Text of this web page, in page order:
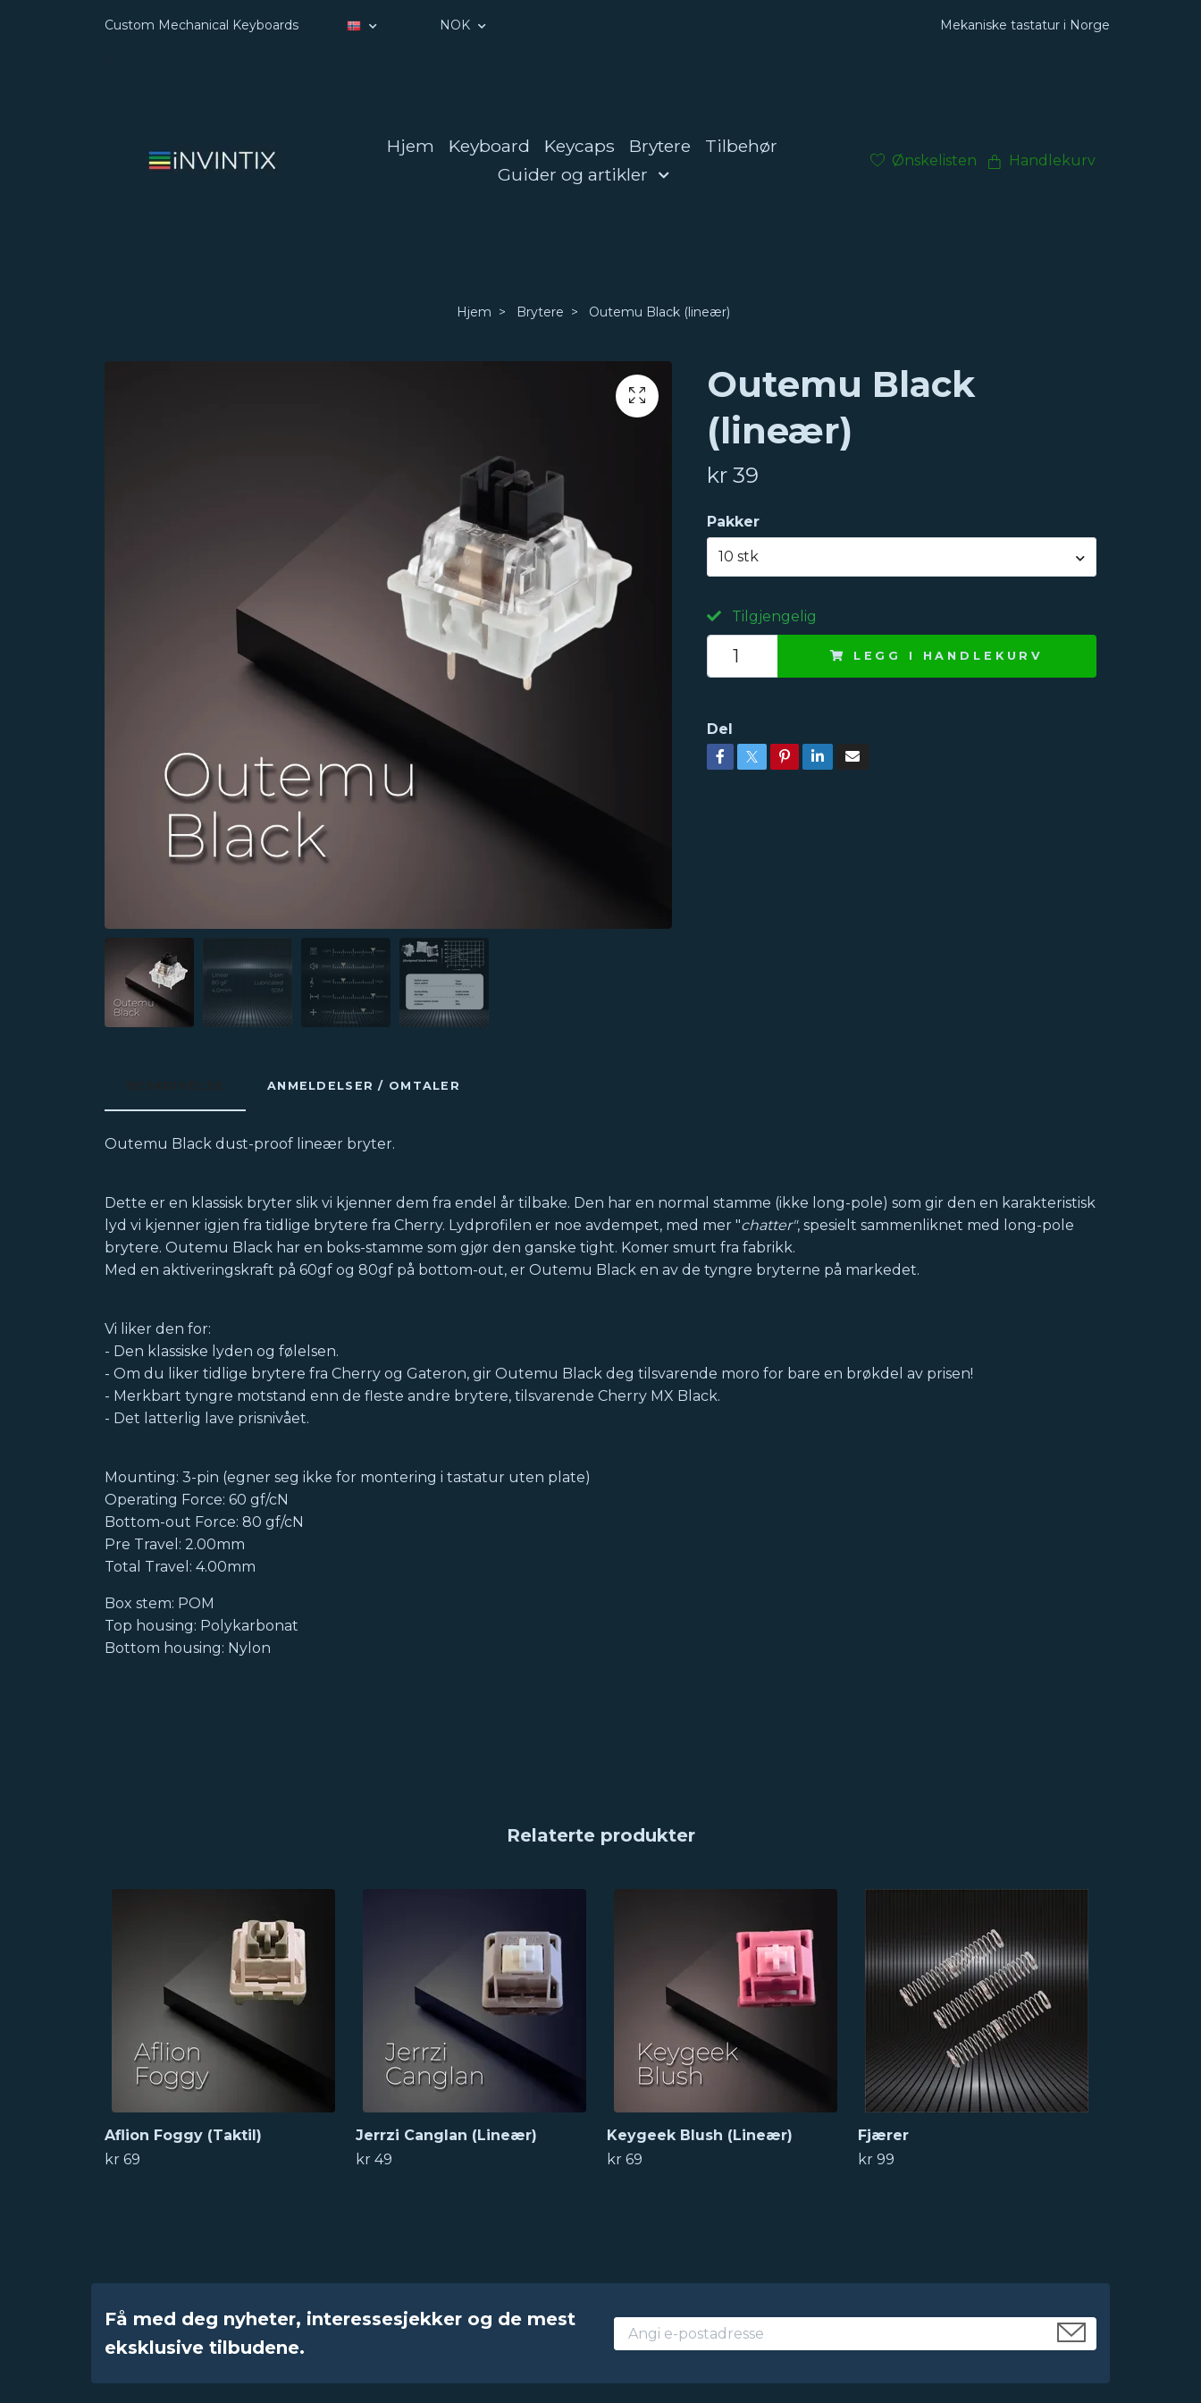
Custom Mechanical Keyboards NOK Mekaniske tastatur i Norge
Hjem Keyboard Keycaps Brytere
Tilbehør
Guider og artikler
Ønskelisten Handlekurv
Hjem Brytere Outemu Black (lineær)
Outemu Black
(lineær)
kr 39
Pakker
10 stk
Tilgjengelig
LEGG I HANDLEKURV
Del
ANMELDELSER / OMTALER
Outemu Black dust-proof lineær bryter.
Dette er en klassisk bryter slik vi kjenner dem fra endel år tilbake. Den har en normal stamme (ikke long-pole) som gir den en karakteristisk
lyd vi kjenner igjen fra tidlige brytere fra Cherry. Lydprofilen er noe avdempet, med mer "chatter", spesielt sammenliknet med long-pole
brytere. Outemu Black har en boks-stamme som gjør den ganske tight. Komer smurt fra fabrikk.
Med en aktiveringskraft på 60gf og 80gf på bottom-out, er Outemu Black en av de tyngre bryterne på markedet.
Vi liker den for:
- Den klassiske lyden og følelsen.
- Om du liker tidlige brytere fra Cherry og Gateron, gir Outemu Black deg tilsvarende moro for bare en brøkdel av prisen!
- Merkbart tyngre motstand enn de fleste andre brytere, tilsvarende Cherry MX Black.
- Det latterlig lave prisnivået.
Mounting: 3-pin (egner seg ikke for montering i tastatur uten plate)
Operating Force: 60 gf/cN
Bottom-out Force: 80 gf/cN
Pre Travel: 2.00mm
Total Travel: 4.00mm
Box stem: POM
Top housing: Polykarbonat
Bottom housing: Nylon
Aflion Foggy (Taktil)
kr 69
Jerrzi Canglan (Lineær)
kr 49
Keygeek Blush (Lineær)
kr 69
Fjærer
kr 99
Få med deg nyheter, interessesjekker og de mest
eksklusive tilbudene.